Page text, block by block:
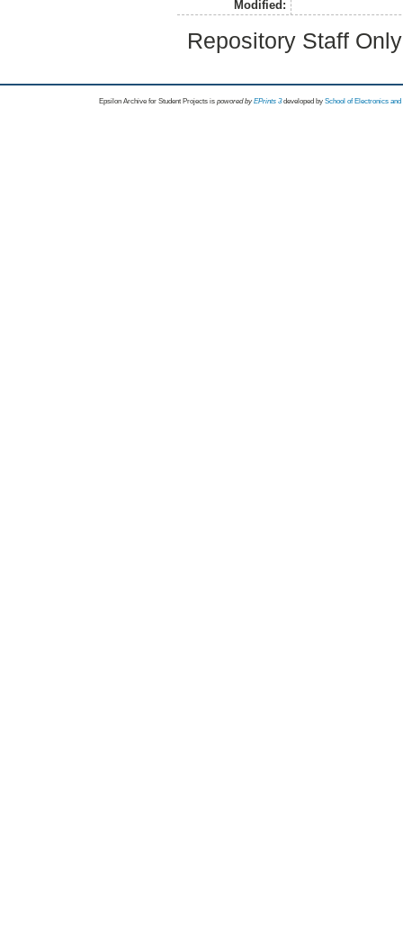
Modified:
Repository Staff
Epsilon Archive for Student Projects is powored byEPrints 3 developed by School of Electronics